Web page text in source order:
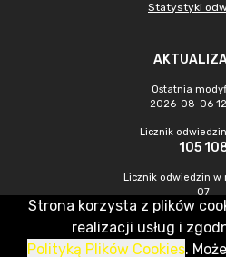
Statystyki
Ostatnia
2026-08-06
Licznik
105
Licznik odwiedzin
07
484
CMS & Hosting: Nefeni Sp. z o.o.
Strona korzysta z plików
realizacji usług i
Polityką Plików Cookies.